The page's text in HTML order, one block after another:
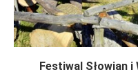
Festiwal Słowian